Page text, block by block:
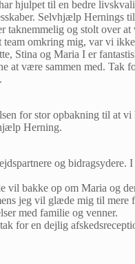
hjulpet til en bedre
Selvhjælp Hernings
taknemmelig og stolt over
team omkring mig, var vi
Stina og Maria I er
at være sammen med. Tak
for stor opbakning til at vi
Herning.
og bidragsydere.
vil bakke op om Maria og
jeg vil glæde mig til mere
med familie og venner.
for en dejlig